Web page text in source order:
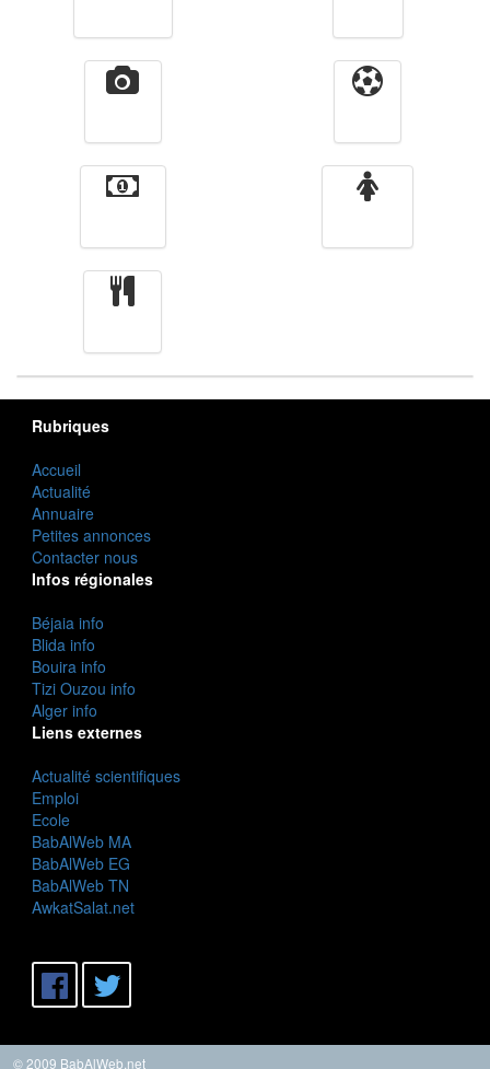
Rubriques
Accueil
Actualité
Annuaire
Petites annonces
Contacter nous
Infos régionales
Béjaia info
Blida info
Bouira info
Tizi Ouzou info
Alger info
Liens externes
Actualité scientifiques
Emploi
Ecole
BabAlWeb MA
BabAlWeb EG
BabAlWeb TN
AwkatSalat.net
© 2009 BabAlWeb.net